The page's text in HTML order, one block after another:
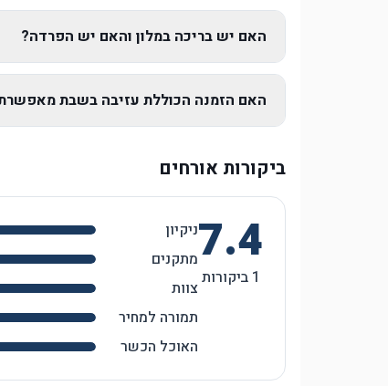
האם יש בריכה במלון והאם יש הפרדה?
האם הזמנה הכוללת עזיבה בשבת
ביקורות אורחים
7.4
1 ביקורות
ניקיון
מתקנים
צוות
תמורה למחיר
האוכל הכשר